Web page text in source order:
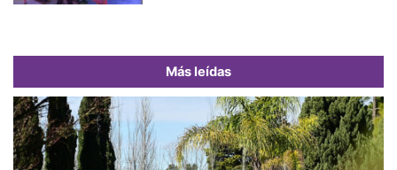
Más leídas